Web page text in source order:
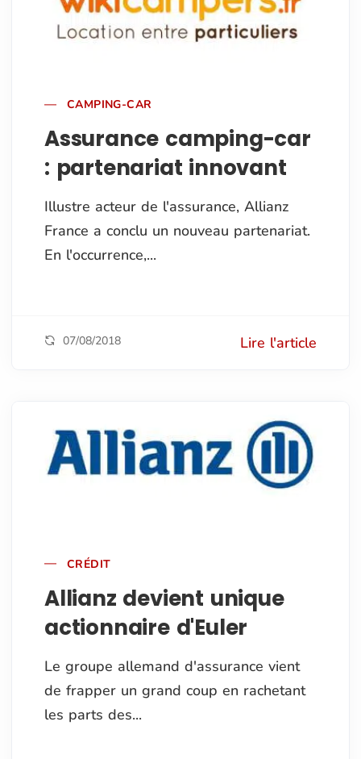
CAMPING-CAR
Assurance camping-car
: partenariat innovant
Illustre acteur de l'assurance, Allianz
France a conclu un nouveau partenariat.
En l'occurrence,...
07/08/2018 Lire l'article
CRÉDIT
Allianz devient unique
actionnaire d'Euler
Le groupe allemand d'assurance vient
de frapper un grand coup en rachetant
les parts des...